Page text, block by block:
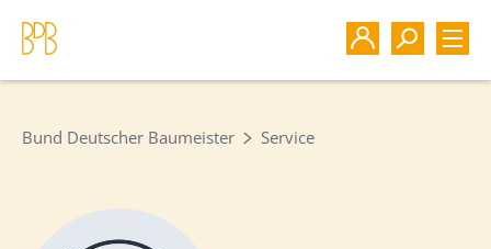
Bund Deutscher Baumeister Service